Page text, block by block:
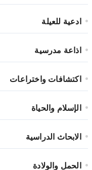
ادعية للعيلة
اذاعة مدرسية
اكتشافات واختراعات
الإسلام والحياة
الابحاث الدراسية
الحمل والولادة